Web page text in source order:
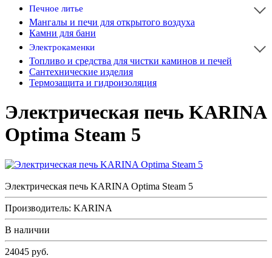
Печное литье
Мангалы и печи для открытого воздуха
Камни для бани
Электрокаменки
Топливо и средства для чистки каминов и печей
Сантехнические изделия
Термозащита и гидроизоляция
Электрическая печь KARINA
Optima Steam 5
Электрическая печь KARINA Optima Steam 5
Производитель: KARINA
В наличии
24045 руб.